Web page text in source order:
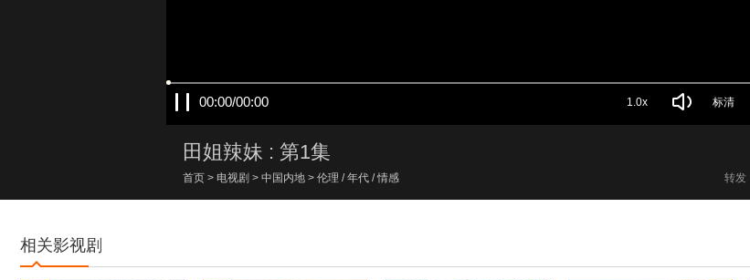
00:00/00:00 1.0x 标清
田姐辣妹 : 第1集
首页 > 电视剧 > 中国内地 > 伦理 / 年代 / 情感 转发
相关影视剧